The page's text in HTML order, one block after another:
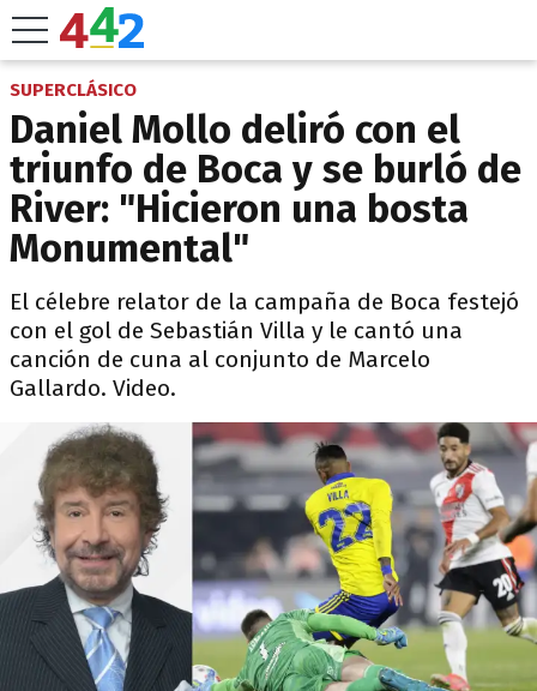
SUPERCLÁSICO
Daniel Mollo deliró con el
triunfo de Boca y se burló de
River: "Hicieron una bosta
Monumental"
El célebre relator de la campaña de Boca festejó
con el gol de Sebastián Villa y le cantó una
canción de cuna al conjunto de Marcelo
Gallardo. Video.